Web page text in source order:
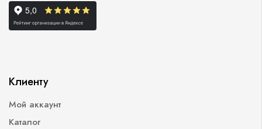
Клиенту
Мой аккаунт
Каталог